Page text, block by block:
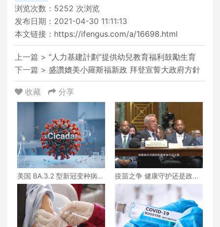
浏览次数： 5252 次浏览
发布日期：2021-04-30 11:11:13
本文链接： https://ifengus.com/a/16698.html
上一篇 > “人力基建計劃”提供幼兒教育福利鼓勵生育
下一篇 > 盛讚媲美小羅斯福新政 拜登宣誓大政府方針
收藏 分享
美国 BA.3.2 型新冠变种病例
正在上升
疫苗之争 健康守护还是政治
游戏？